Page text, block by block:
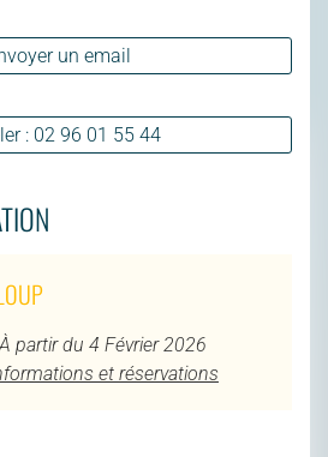
un email
: 02 96 01 55 44
À partir du 4 Février 2026
et réservations